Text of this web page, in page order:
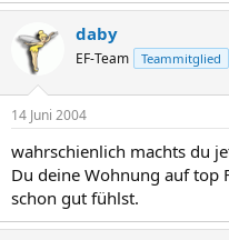
daby
EF-Team Teammitglied
14 Juni 2004
wahrschienlich machts du
Du deine Wohnung auf top
schon gut fühlst.